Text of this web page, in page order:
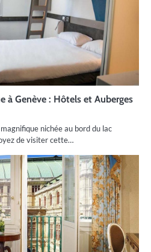
à Genève : Hôtels et Auberges
nichée au bord du lac
de visiter cette…